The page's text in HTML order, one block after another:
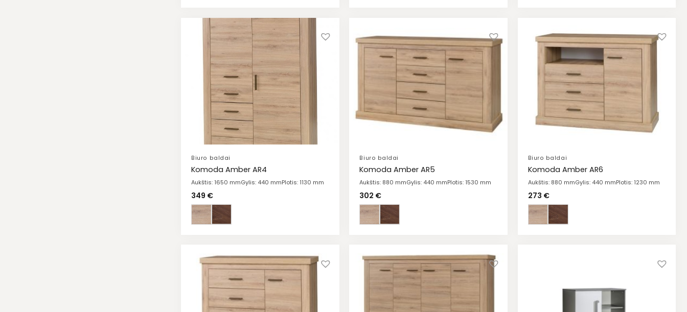
Biuro baldai
Komoda Amber AR4
Aukštis: 1650 mmGylis: 440 mmPlotis: 1130 mm
349 €
Biuro baldai
Komoda Amber AR5
Aukštis: 880 mmGylis: 440 mmPlotis: 1530 mm
302 €
Biuro baldai
Komoda Amber AR6
Aukštis: 880 mmGylis: 440 mmPlotis: 1230 mm
273 €